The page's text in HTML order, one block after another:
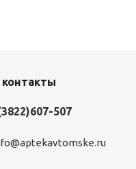
507